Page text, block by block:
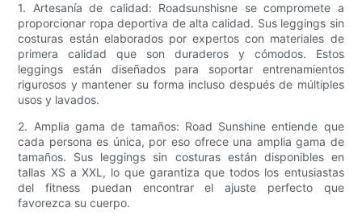
1. Artesanía de calidad: Roadsunshisne se compromete a
proporcionar ropa deportiva de alta calidad. Sus leggings sin
costuras están elaborados por expertos con materiales de
primera calidad que son duraderos y cómodos. Estos
leggings están diseñados para soportar entrenamientos
rigurosos y mantener su forma incluso después de múltiples
usos y lavados.
2. Amplia gama de tamaños: Road Sunshine entiende que
cada persona es única, por eso ofrece una amplia gama de
tamaños. Sus leggings sin costuras están disponibles en
tallas XS a XXL, lo que garantiza que todos los entusiastas
del fitness puedan encontrar el ajuste perfecto que
favorezca su cuerpo.